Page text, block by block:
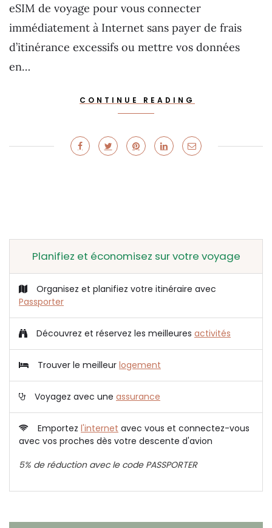
eSIM de voyage pour vous connecter
immédiatement à Internet sans payer de frais
d’itinérance excessifs ou mettre vos données
en…
CONTINUE READING
Planifiez et économisez sur votre voyage
Organisez et planifiez votre itinéraire avec
Passporter
Découvrez et réservez les meilleures activités
Trouver le meilleur logement
Voyagez avec une assurance
Emportez l'internet avec vous et connectez-vous
avec vos proches dès votre descente d'avion
5% de réduction avec le code PASSPORTER